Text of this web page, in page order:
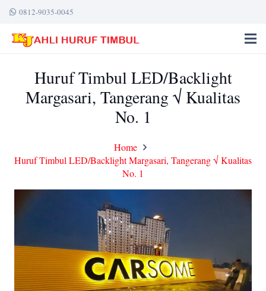
0812-9035-0045
Huruf Timbul LED/Backlight
Margasari, Tangerang √ Kualitas
No. 1
Home
Huruf Timbul LED/Backlight Margasari, Tangerang √ Kualitas
No. 1